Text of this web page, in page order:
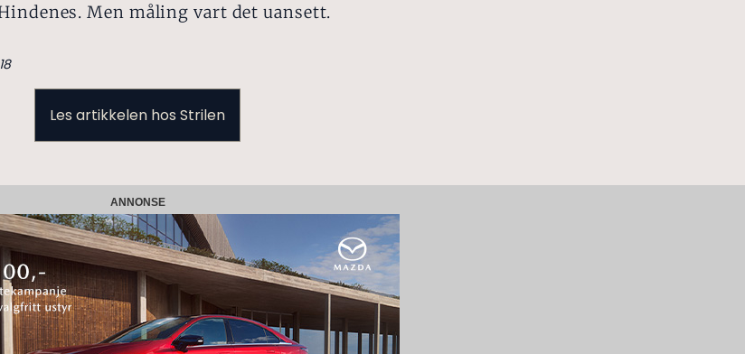
Men måling vart det uansett.
Les artikkelen hos Strilen
ANNONSE